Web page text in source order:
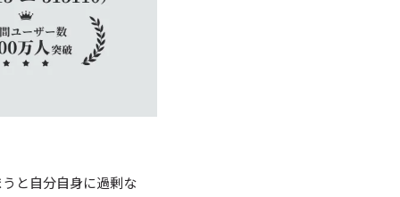
と自分自身に過剰な